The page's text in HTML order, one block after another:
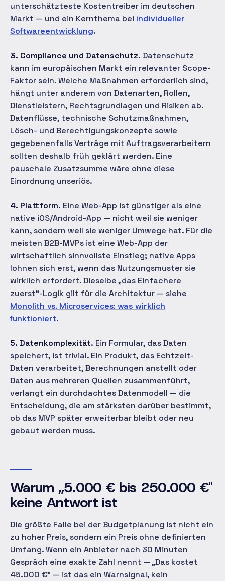
unterschätzteste Kostentreiber im deutschen
Markt — und ein Kernthema bei individueller
Softwareentwicklung.
3. Compliance und Datenschutz. Datenschutz
kann im europäischen Markt ein relevanter Scope-
Faktor sein. Welche Maßnahmen erforderlich sind,
hängt unter anderem von Datenarten, Rollen,
Dienstleistern, Rechtsgrundlagen und Risiken ab.
Datenflüsse, technische Schutzmaßnahmen,
Lösch- und Berechtigungskonzepte sowie
gegebenenfalls Verträge mit Auftragsverarbeitern
sollten deshalb früh geklärt werden. Eine
pauschale Zusatzsumme wäre ohne diese
Einordnung unseriös.
4. Plattform. Eine Web-App ist günstiger als eine
native iOS/Android-App — nicht weil sie weniger
kann, sondern weil sie weniger Umwege hat. Für die
meisten B2B-MVPs ist eine Web-App der
wirtschaftlich sinnvollste Einstieg; native Apps
lohnen sich erst, wenn das Nutzungsmuster sie
wirklich erfordert. Dieselbe „das Einfachere
zuerst"-Logik gilt für die Architektur — siehe
Monolith vs. Microservices: was wirklich
funktioniert.
5. Datenkomplexität. Ein Formular, das Daten
speichert, ist trivial. Ein Produkt, das Echtzeit-
Daten verarbeitet, Berechnungen anstellt oder
Daten aus mehreren Quellen zusammenführt,
verlangt ein durchdachtes Datenmodell — die
Entscheidung, die am stärksten darüber bestimmt,
ob das MVP später erweiterbar bleibt oder neu
gebaut werden muss.
Warum „5.000 € bis 250.000 €"
keine Antwort ist
Die größte Falle bei der Budgetplanung ist nicht ein
zu hoher Preis, sondern ein Preis ohne definierten
Umfang. Wenn ein Anbieter nach 30 Minuten
Gespräch eine exakte Zahl nennt — „Das kostet
45.000 €" — ist das ein Warnsignal, kein